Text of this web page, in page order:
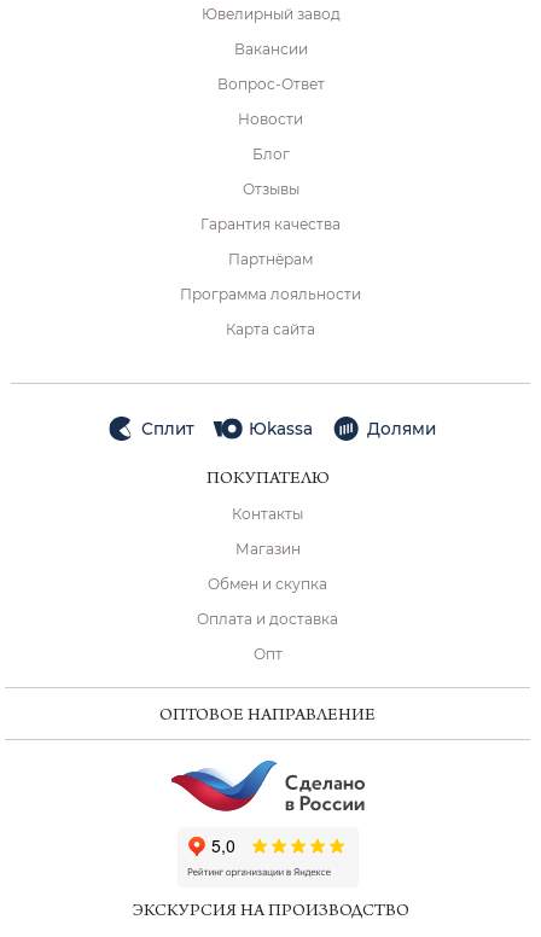
Ювелирный завод
Вакансии
Вопрос-Ответ
Новости
Блог
Отзывы
Гарантия качества
Партнёрам
Программа лояльности
Карта сайта
Сплит Юkassa Долями
ПОКУПАТЕЛЮ
Контакты
Магазин
Обмен и скупка
Оплата и доставка
Опт
ОПТОВОЕ НАПРАВЛЕНИЕ
ЭКСКУРСИЯ НА ПРОИЗВОДСТВО